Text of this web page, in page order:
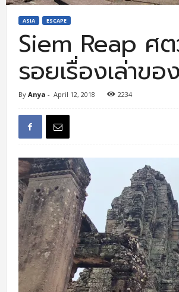
ASIA ESCAPE
Siem Reap ศ
รอยเรื่องเล่าข
By Anya - April 12, 2018 2234